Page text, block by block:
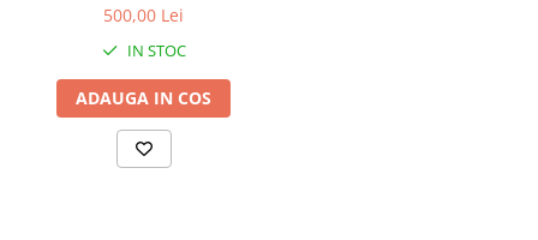
Non-ECC, bulk
500,00 Lei
IN STOC
ADAUGA IN COS